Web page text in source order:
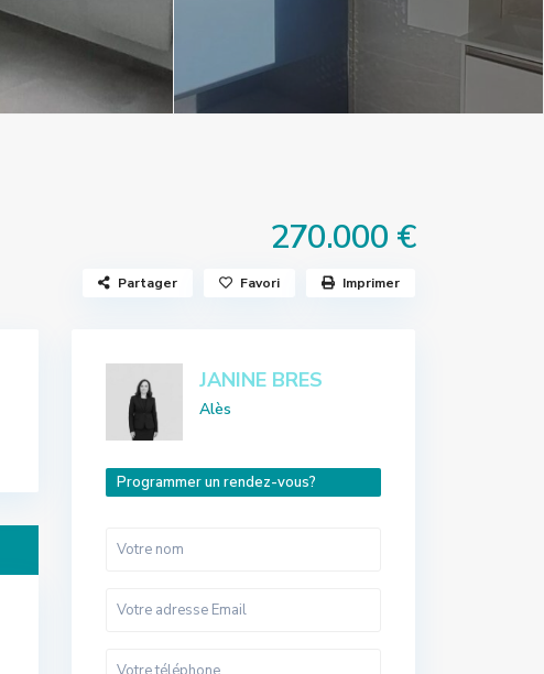
270.000 €
Partager Favori Imprimer
JANINE BRES
Alès
Programmer un rendez-vous?